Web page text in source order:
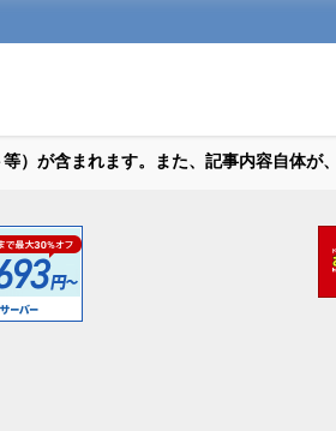
）が含まれます。また、記事内容自体が